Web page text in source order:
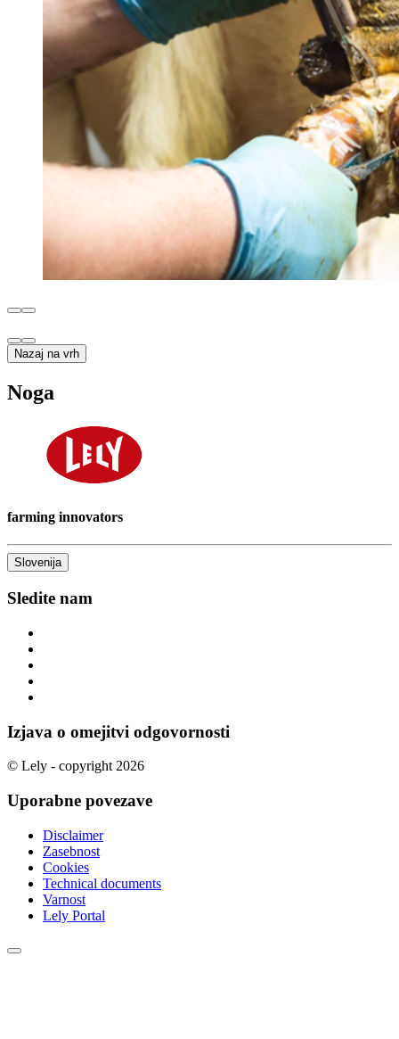
Nazaj na vrh
Noga
farming innovators
Slovenija
Sledite nam
Izjava o omejitvi odgovornosti
© Lely - copyright 2026
Uporabne povezave
Disclaimer
Zasebnost
Cookies
Technical documents
Varnost
Lely Portal